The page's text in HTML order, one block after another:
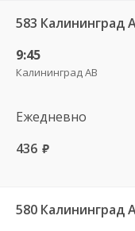
9:45
Калининград АВ
Ежедневно
436 руб.